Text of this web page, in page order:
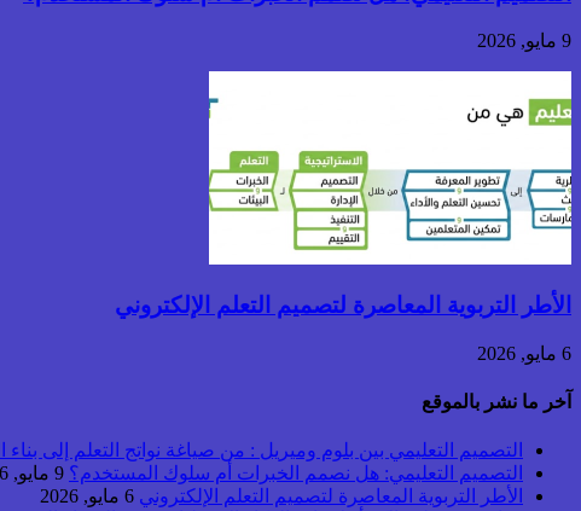
9 مايو, 2026
الأطر التربوية المعاصرة لتصميم التعلم الإلكتروني
6 مايو, 2026
آخر ما نشر بالموقع
التصميم التعليمي بين بلوم وميريل : من صياغة نواتج التعلم إلى بناء
التصميم التعليمي: هل نصمم الخبرات أم سلوك المستخدم؟ 9 مايو, 2026
الأطر التربوية المعاصرة لتصميم التعلم الإلكتروني 6 مايو, 2026